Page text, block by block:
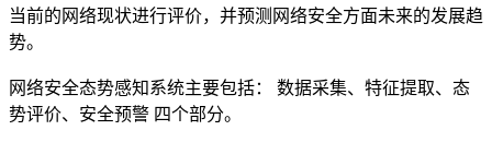
当前的网络现状进行评价，并预测网络安全方面未来的发展趋
势。
网络安全态势感知系统主要包括： 数据采集、特征提取、态
势评价、安全预警 四个部分。